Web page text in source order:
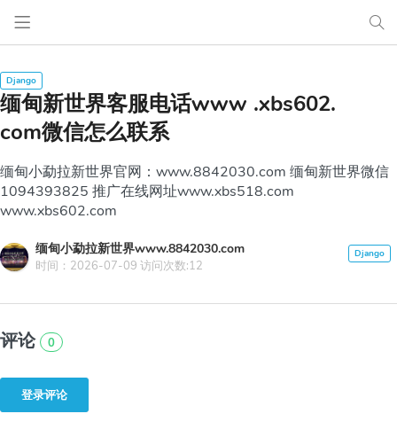
缅甸新世界客服电话www .xbs602.
com微信怎么联系
缅甸小勐拉新世界官网：www.8842030.com 缅甸新世界微信
1094393825 推广在线网址www.xbs518.com
www.xbs602.com
缅甸小勐拉新世界www.8842030.com
时间：2026-07-09 访问次数:12
评论 0
登录评论